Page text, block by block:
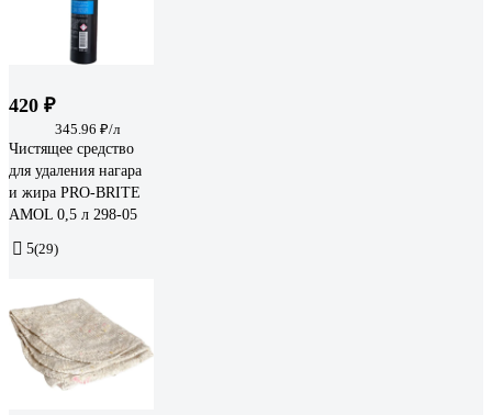
420 ₽
345.96 ₽/л
Чистящее средство
для удаления нагара
и жира PRO-BRITE
AMOL 0,5 л 298-05
5(29)